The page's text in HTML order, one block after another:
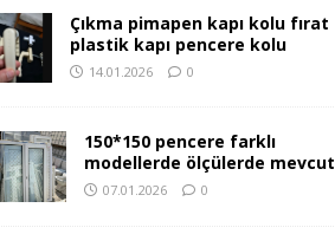
Çıkma pimapen kapı kolu fırat
plastik kapı pencere kolu
14.01.2026 0
150*150 pencere farklı
modellerde ölçülerde mevcut
07.01.2026 0